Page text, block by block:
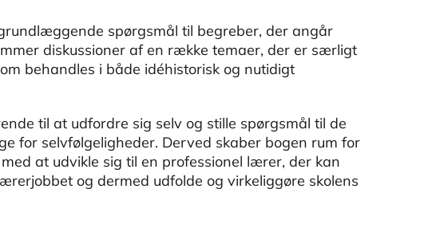
spørgsmål til begreber, der angår
diskussioner af en række temaer, der er særligt
behandles i både idéhistorisk og nutidigt
til at udfordre sig selv og stille spørgsmål til de
for selvfølgeligheder. Derved skaber bogen rum for
at udvikle sig til en professionel lærer, der kan
og dermed udfolde og virkeliggøre skolens